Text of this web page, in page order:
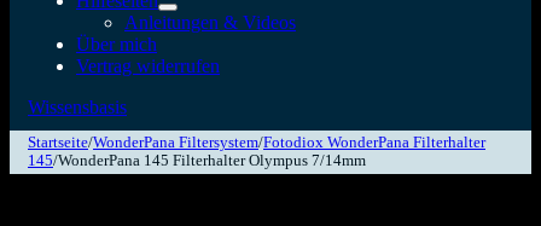
Anleitungen & Videos
Über mich
Vertrag widerrufen
Wissensbasis
Startseite/WonderPana Filtersystem/Fotodiox WonderPana Filterhalter
145/WonderPana 145 Filterhalter Olympus 7/14mm